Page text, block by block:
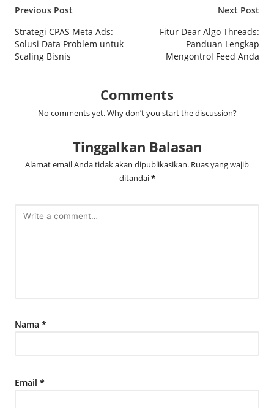
Post
navigation
Previous Post
Strategi CPAS Meta Ads:
Solusi Data Problem untuk
Scaling Bisnis
Next Post
Fitur Dear Algo Threads:
Panduan Lengkap
Mengontrol Feed Anda
Comments
No comments yet. Why don’t you start the discussion?
Tinggalkan Balasan
Alamat email Anda tidak akan dipublikasikan. Ruas yang wajib
ditandai*
Nama *
Email *